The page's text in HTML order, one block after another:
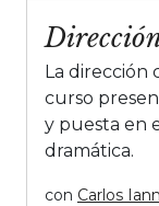
La dirección
curso
y puesta en
dramática.
con Carlos